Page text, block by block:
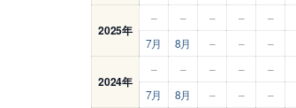
2025年
– – – – –
7月
8月 – – –
2024年
– – – – –
7月
8月 – – –